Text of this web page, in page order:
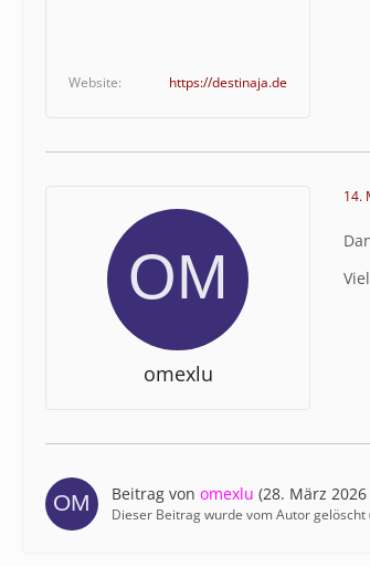
Website https://destinaja.de
omexlu
14.
Beitrag von omexlu (28. März
Dieser Beitrag wurde vom Autor gelöscht